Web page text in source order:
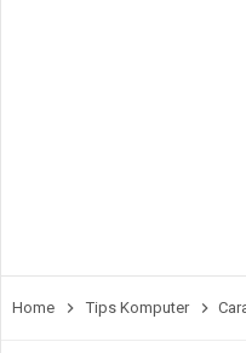
Home Tips Komputer Cara